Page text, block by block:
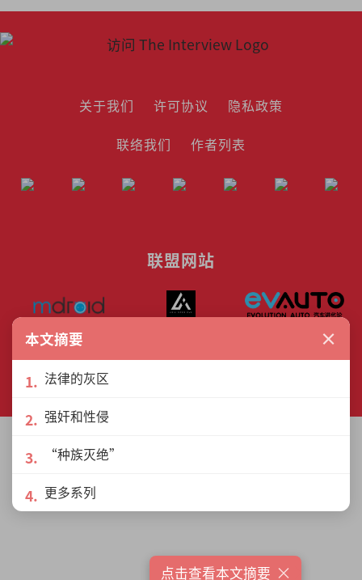
关于我们 许可协议
隐私政策
联络我们
作者列表
联盟网站
本文摘要 ×
法律的灰区
强奸和性侵
“种族灭绝”
更多系列
点击查看本文摘要 ×